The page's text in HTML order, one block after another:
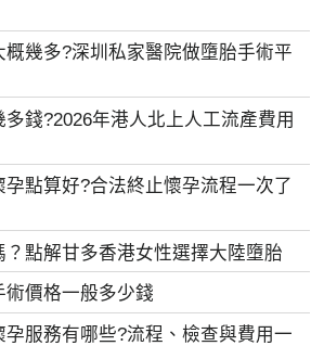
概幾多?深圳私家醫院做墮胎手術平
錢?2026年港人北上人工流產費用
孕點算好?合法終止懷孕流程一次了
？點解甘多香港女性選擇大陸墮胎
術價格一般多少錢
孕服務有哪些?流程、檢查與費用一